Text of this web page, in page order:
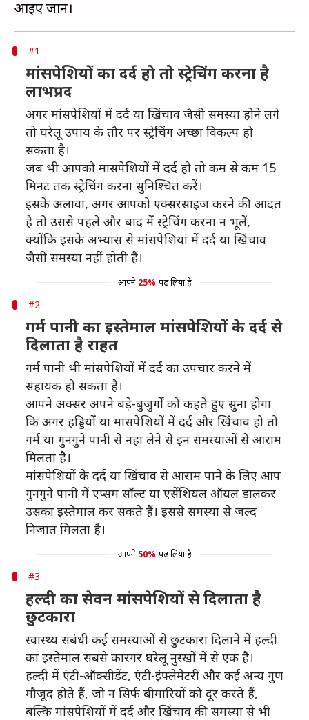
#1
मांसपेशियों का दर्द हो तो स्ट्रेचिंग करना है
लाभप्रद
अगर मांसपेशियों में दर्द या खिंचाव जैसी समस्या होने लगे
तो घरेलू उपाय के तौर पर स्ट्रेचिंग अच्छा विकल्प हो
सकता है।
जब भी आपको मांसपेशियों में दर्द हो तो कम से कम 15
मिनट तक स्ट्रेचिंग करना सुनिश्चित करें।
इसके अलावा, अगर आपको एक्सरसाइज करने की आदत
है तो उससे पहले और बाद में स्ट्रेचिंग करना न भूलें,
क्योंकि इसके अभ्यास से मांसपेशियां में दर्द या खिंचाव
जैसी समस्या नहीं होती हैं।
आपने 25% पढ़ लिया है
#2
गर्म पानी का इस्तेमाल मांसपेशियों के दर्द से
दिलाता है राहत
गर्म पानी भी मांसपेशियों में दर्द का उपचार करने में
सहायक हो सकता है।
आपने अक्सर अपने बड़े-बुजुर्गों को कहते हुए सुना होगा
कि अगर हड्डियों या मांसपेशियों में दर्द और खिंचाव हो तो
गर्म या गुनगुने पानी से नहा लेने से इन समस्याओं से आराम
मिलता है।
मांसपेशियों के दर्द या खिंचाव से आराम पाने के लिए आप
गुनगुने पानी में एप्सम सॉल्ट या एसेंशियल ऑयल डालकर
उसका इस्तेमाल कर सकते हैं। इससे समस्या से जल्द
निजात मिलता है।
आपने 50% पढ़ लिया है
#3
हल्दी का सेवन मांसपेशियों से दिलाता है
छुटकारा
स्वास्थ्य संबंधी कई समस्याओं से छुटकारा दिलाने में हल्दी
का इस्तेमाल सबसे कारगर घरेलू नुस्खों में से एक है।
हल्दी में एंटी-ऑक्सीडेंट, एंटी-इंफ्लेमेटरी और कई अन्य गुण
मौजूद होते हैं, जो न सिर्फ बीमारियों को दूर करते हैं,
बल्कि मांसपेशियों में दर्द और खिंचाव की समस्या से भी